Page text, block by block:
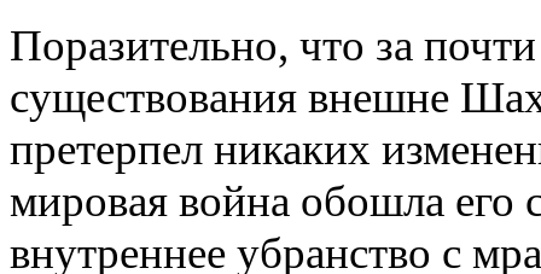
Поразительно, что за
существования внешне
претерпел никаких
мировая война обошла его
внутреннее убранство с